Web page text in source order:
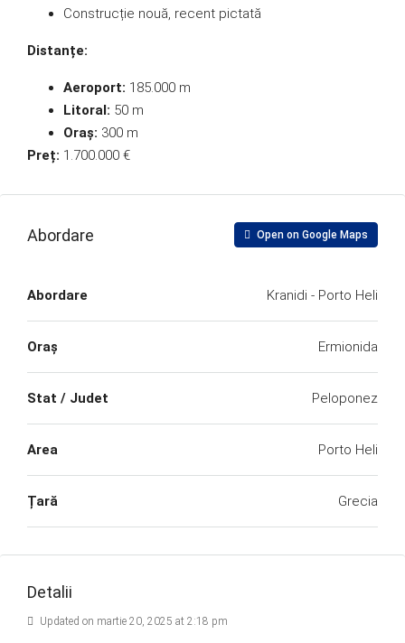
Construcție nouă, recent pictată
Distanțe:
Aeroport: 185.000 m
Litoral: 50 m
Oraș: 300 m
Preț: 1.700.000 €
Abordare Open on Google Maps
Abordare Kranidi - Porto Heli
Oraș Ermionida
Stat / Judet Peloponez
Area Porto Heli
Țară Grecia
Detalii
Updated on martie 20, 2025 at 2:18 pm